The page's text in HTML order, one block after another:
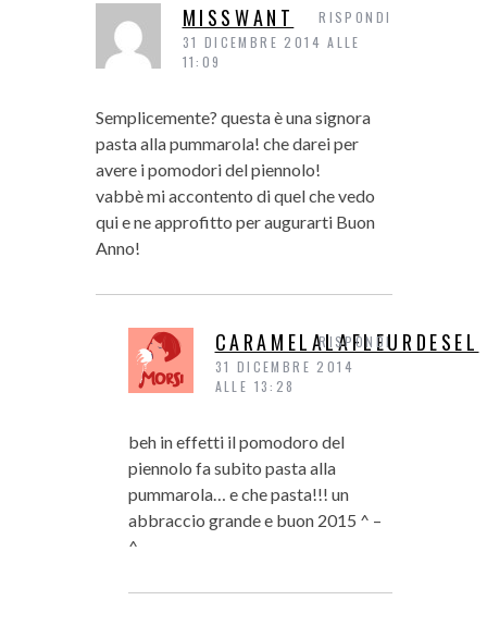
MISSWANT
31 DICEMBRE 2014 ALLE
11:09
Semplicemente? questa è una signora
pasta alla pummarola! che darei per
avere i pomodori del piennolo!
vabbè mi accontento di quel che vedo
qui e ne approfitto per augurarti Buon
Anno!
RISPONDI
CARAMELALAFLEURDESEL
31 DICEMBRE 2014
ALLE 13:28
beh in effetti il pomodoro del
piennolo fa subito pasta alla
pummarola… e che pasta!!! un
abbraccio grande e buon 2015 ^ –
^
RISPONDI